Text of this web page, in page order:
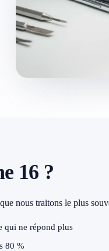
16 ?
nous traitons le plus
qui ne répond plus
80 %